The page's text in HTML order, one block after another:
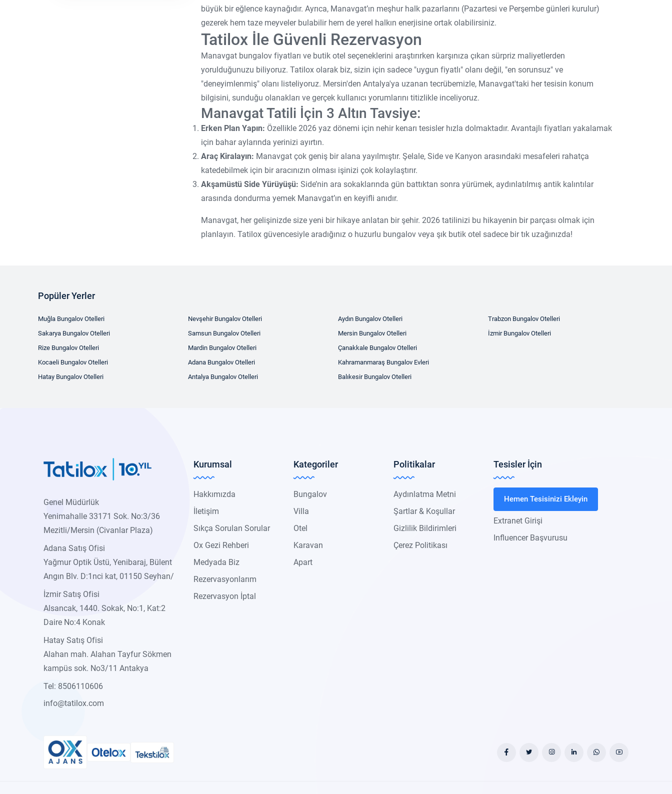
büyük bir eğlence kaynağıdır. Ayrıca, Manavgat’ın meşhur halk pazarlarını (Pazartesi ve Perşembe günleri kurulur)
gezerek hem taze meyveler bulabilir hem de yerel halkın enerjisine ortak olabilirsiniz.
Tatilox İle Güvenli Rezervasyon
Manavgat bungalov fiyatları ve butik otel seçeneklerini araştırırken karşınıza çıkan sürpriz maliyetlerden
yorulduğunuzu biliyoruz. Tatilox olarak biz, sizin için sadece "uygun fiyatlı" olanı değil, "en sorunsuz" ve
"deneyimlenmiş" olanı listeliyoruz. Mersin'den Antalya'ya uzanan tecrübemizle, Manavgat'taki her tesisin konum
bilgisini, sunduğu olanakları ve gerçek kullanıcı yorumlarını titizlikle inceliyoruz.
Manavgat Tatili İçin 3 Altın Tavsiye:
Erken Plan Yapın: Özellikle 2026 yaz dönemi için nehir kenarı tesisler hızla dolmaktadır. Avantajlı fiyatları yakalamak
için bahar aylarında yerinizi ayırtın.
Araç Kiralayın: Manavgat çok geniş bir alana yayılmıştır. Şelale, Side ve Kanyon arasındaki mesafeleri rahatça
katedebilmek için bir aracınızın olması işinizi çok kolaylaştırır.
Akşamüstü Side Yürüyüşü: Side’nin ara sokaklarında gün battıktan sonra yürümek, aydınlatılmış antik kalıntılar
arasında dondurma yemek Manavgat’ın en keyifli anıdır.
Manavgat, her gelişinizde size yeni bir hikaye anlatan bir şehir. 2026 tatilinizi bu hikayenin bir parçası olmak için
planlayın. Tatilox güvencesiyle aradığınız o huzurlu bungalov veya şık butik otel sadece bir tık uzağınızda!
Popüler Yerler
Muğla Bungalov Otelleri
Sakarya Bungalov Otelleri
Rize Bungalov Otelleri
Kocaeli Bungalov Otelleri
Hatay Bungalov Otelleri
Nevşehir Bungalov Otelleri
Samsun Bungalov Otelleri
Mardin Bungalov Otelleri
Adana Bungalov Otelleri
Antalya Bungalov Otelleri
Aydın Bungalov Otelleri
Mersin Bungalov Otelleri
Çanakkale Bungalov Otelleri
Kahramanmaraş Bungalov Evleri
Balıkesir Bungalov Otelleri
Trabzon Bungalov Otelleri
İzmir Bungalov Otelleri
Genel Müdürlük
Yenimahalle 33171 Sok. No:3/36
Mezitli/Mersin (Civanlar Plaza)
Adana Satış Ofisi
Yağmur Optik Üstü, Yenibaraj, Bülent
Angın Blv. D:1nci kat, 01150 Seyhan/
İzmir Satış Ofisi
Alsancak, 1440. Sokak, No:1, Kat:2
Daire No:4 Konak
Hatay Satış Ofisi
Alahan mah. Alahan Tayfur Sökmen
kampüs sok. No3/11 Antakya
Tel: 8506110606
info@tatilox.com
Kurumsal
Hakkımızda
İletişim
Sıkça Sorulan Sorular
Ox Gezi Rehberi
Medyada Biz
Rezervasyonlarım
Rezervasyon İptal
Kategoriler
Bungalov
Villa
Otel
Karavan
Apart
Politikalar
Aydınlatma Metni
Şartlar & Koşullar
Gizlilik Bildirimleri
Çerez Politikası
Tesisler İçin
Hemen Tesisinizi Ekleyin
Extranet Girişi
Influencer Başvurusu